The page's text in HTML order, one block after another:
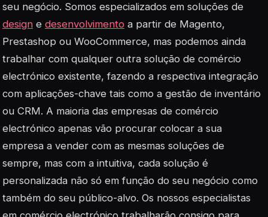
seu negócio. Somos especializados em soluções de
design e desenvolvimento a partir de Magento,
Prestashop ou WooCommerce, mas podemos ainda
trabalhar com qualquer outra solução de comércio
electrónico existente, fazendo a respectiva integração
com aplicações-chave tais como a gestão de inventário
ou CRM. A maioria das empresas de comércio
electrónico apenas vão procurar colocar a sua
empresa a vender com as mesmas soluções de
sempre, mas com a intuitiva, cada solução é
personalizada não só em função do seu negócio como
também do seu público-alvo. Os nossos especialistas